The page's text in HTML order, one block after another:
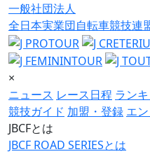
一般社団法人
全日本実業団自転車競技連
×
ニュース レース日程 ラン
競技ガイド 加盟・登録 エ
JBCFとは
JBCF ROAD SERIESとは